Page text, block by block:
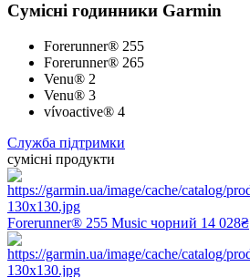
Сумісні годинники Garmin
Forerunner® 255
Forerunner® 265
Venu® 2
Venu® 3
vívoactive® 4
Служба підтримки
сумісні продукти
Forerunner® 255 Music чорний 14 028₴